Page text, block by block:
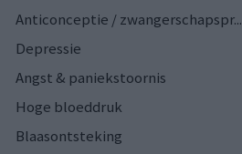
Anticonceptie / zwangerschapspr...
Depressie
Angst & paniekstoornis
Hoge bloeddruk
Blaasontsteking